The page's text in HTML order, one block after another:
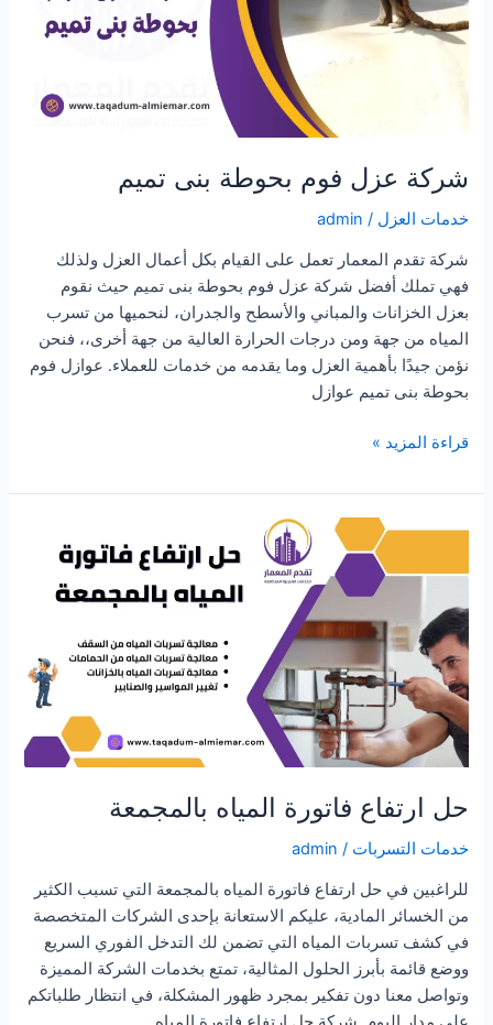
شركة عزل فوم بحوطة بنى تميم
خدمات العزل /
admin
شركة تقدم المعمار تعمل على القيام بكل أعمال العزل ولذلك
فهي تملك أفضل شركة عزل فوم بحوطة بنى تميم حيث نقوم
بعزل الخزانات والمباني والأسطح والجدران، لنحميها من تسرب
المياه من جهة ومن درجات الحرارة العالية من جهة أخرى،، فنحن
نؤمن جيدًا بأهمية العزل وما يقدمه من خدمات للعملاء. عوازل فوم
بحوطة بنى تميم عوازل
شركة
فوم
تميم
قراءة المزيد »
حل ارتفاع فاتورة المياه بالمجمعة
خدمات التسربات /
admin
للراغبين في حل ارتفاع فاتورة المياه بالمجمعة التي تسبب الكثير
من الخسائر المادية، عليكم الاستعانة بإحدى الشركات المتخصصة
في كشف تسربات المياه التي تضمن لك التدخل الفوري السريع
ووضع قائمة بأبرز الحلول المثالية، تمتع بخدمات الشركة المميزة
وتواصل معنا دون تفكير بمجرد ظهور المشكلة، في انتظار طلباتكم